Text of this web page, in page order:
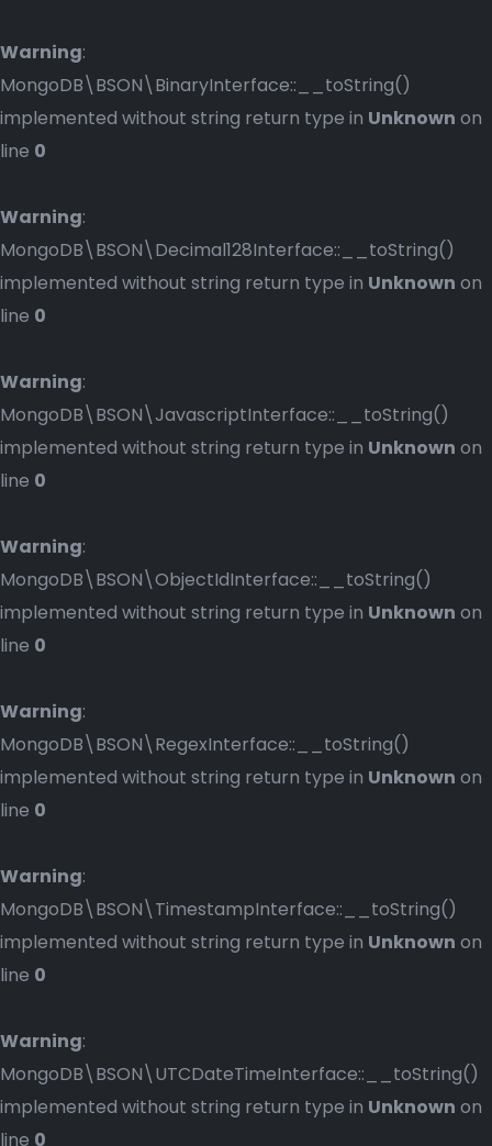
Warning:
MongoDB\BSON\BinaryInterface::__toString()
implemented without string return type in Unknown on
line 0
Warning:
MongoDB\BSON\Decimal128Interface::__toString()
implemented without string return type in Unknown on
line 0
Warning:
MongoDB\BSON\JavascriptInterface::__toString()
implemented without string return type in Unknown on
line 0
Warning:
MongoDB\BSON\ObjectIdInterface::__toString()
implemented without string return type in Unknown on
line 0
Warning:
MongoDB\BSON\RegexInterface::__toString()
implemented without string return type in Unknown on
line 0
Warning:
MongoDB\BSON\TimestampInterface::__toString()
implemented without string return type in Unknown on
line 0
Warning:
MongoDB\BSON\UTCDateTimeInterface::__toString()
implemented without string return type in Unknown on
line 0